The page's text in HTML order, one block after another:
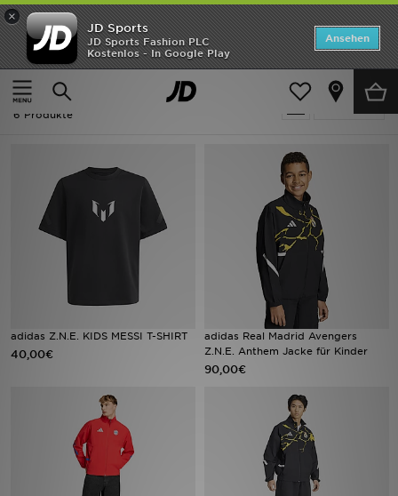
×
JD Sports
JD Sports Fashion PLC
Kostenlos - In Google Play
Ansehen
Home
Fußball - Adidas ZNE Collection
Verfeinern
Fußball - Adidas ZNE Collection
6 Produkte
adidas Z.N.E. KIDS MESSI T-SHIRT
40,00€
adidas Real Madrid Avengers
Z.N.E. Anthem Jacke für Kinder
90,00€
ANGEBOTE
Neuheiten
Herren
Kinder
Bestsellers
Sport
Lade die APP
Filialfinder